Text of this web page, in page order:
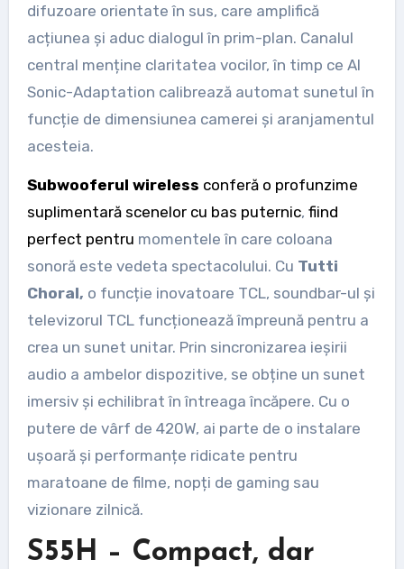
difuzoare orientate în sus, care amplifică
acțiunea și aduc dialogul în prim-plan. Canalul
central menține claritatea vocilor, în timp ce AI
Sonic-Adaptation calibrează automat sunetul în
funcție de dimensiunea camerei și aranjamentul
acesteia.
Subwooferul wireless conferă o profunzime
suplimentară scenelor cu bas puternic, fiind
perfect pentru momentele în care coloana
sonoră este vedeta spectacolului. Cu Tutti
Choral, o funcție inovatoare TCL, soundbar-ul și
televizorul TCL funcționează împreună pentru a
crea un sunet unitar. Prin sincronizarea ieșirii
audio a ambelor dispozitive, se obține un sunet
imersiv și echilibrat în întreaga încăpere. Cu o
putere de vârf de 420W, ai parte de o instalare
ușoară și performanțe ridicate pentru
maratoane de filme, nopți de gaming sau
vizionare zilnică.
S55H – Compact, dar